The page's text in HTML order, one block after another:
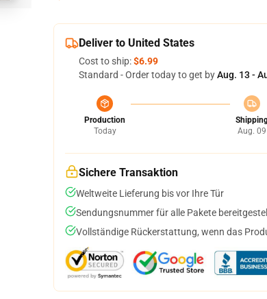
Deliver to United States
Cost to ship:$6.99
Standard - Order today to get byAug. 13 -
Production
Today
Aug. 09
Sichere Transaktion
Weltweite Lieferung bis vor Ihre Tür
Sendungsnummer für alle Pakete
Vollständige Rückerstattung, wenn das